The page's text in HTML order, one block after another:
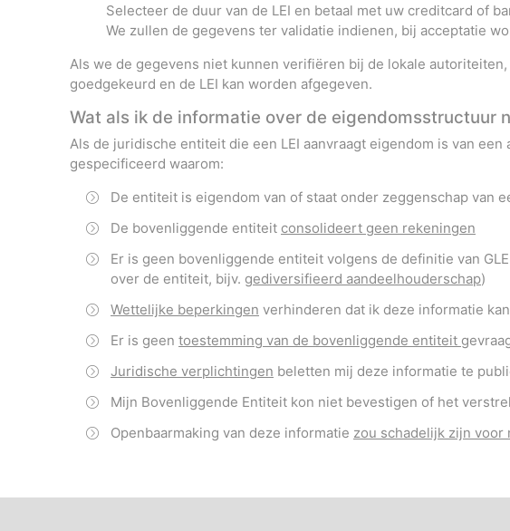
Selecteer de duur van de LEI en betaal met uw creditcard of
We zullen de gegevens ter validatie indienen, bij acceptatie
Als we de gegevens niet kunnen verifiëren bij de lokale
goedgekeurd en de LEI kan worden afgegeven.
Wat als ik de informatie over de eigendomsstructuur
Als de juridische entiteit die een LEI aanvraagt eigendom is van
gespecificeerd waarom:
De entiteit is eigendom van of staat onder zeggenschap van
De bovenliggende entiteit consolideert geen rekeningen
Er is geen bovenliggende entiteit volgens de definitie van
over de entiteit, bijv. gediversifieerd aandeelhouderschap)
Wettelijke beperkingen verhinderen dat ik deze informatie
Er is geen toestemming van de bovenliggende entiteit
Juridische verplichtingen beletten mij deze informatie te
Mijn Bovenliggende Entiteit kon niet bevestigen of het
Openbaarmaking van deze informatie zou schadelijk zijn